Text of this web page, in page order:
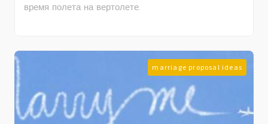
время полета на вертолете.
marriage proposal ideas